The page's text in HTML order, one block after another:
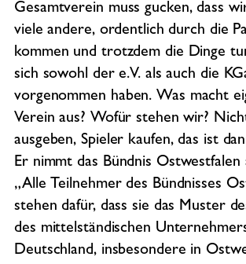
Gesamtverein muss gucken, dass
viele andere, ordentlich durch die
kommen und trotzdem die Dinge
sich sowohl der e.V. als auch die
vorgenommen haben. Was macht
Verein aus? Wofür stehen wir?
ausgeben, Spieler kaufen, das ist
Er nimmt das Bündnis Ostwestfalen
„Alle Teilnehmer des Bündnisses
stehen dafür, dass sie das Muster
des mittelständischen
Deutschland, insbesondere in